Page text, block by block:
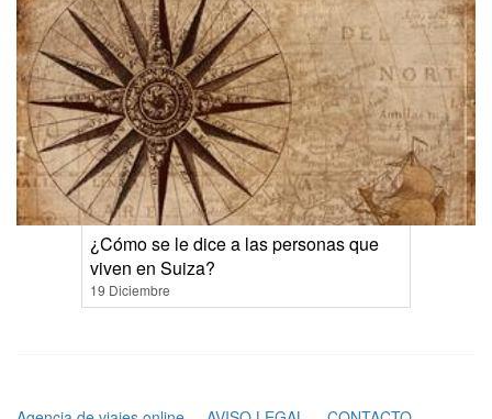
¿Cómo se le dice a las personas que
viven en Suiza?
19 Diciembre